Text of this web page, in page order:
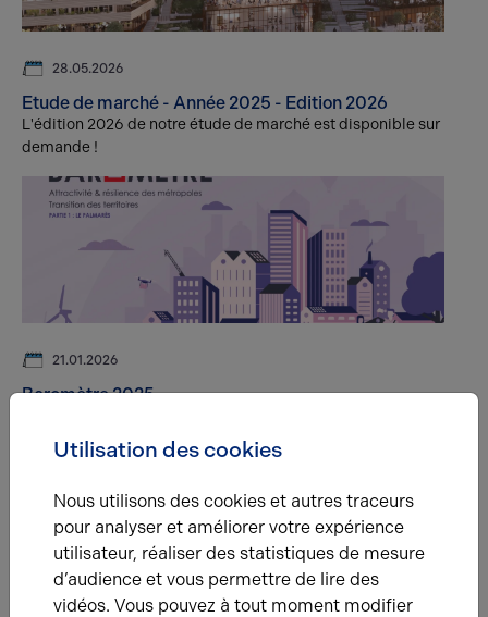
28.05.2026
Etude de marché - Année 2025 - Edition 2026
L'édition 2026 de notre étude de marché est disponible sur
demande !
21.01.2026
Baromètre 2025
dévoile le classement des très grandes métropoles
françaises en matière d’attractivité et de résilience
Une question ?
Utilisation des cookies
Nous utilisons des cookies et autres traceurs
pour analyser et améliorer votre expérience
utilisateur, réaliser des statistiques de mesure
d’audience et vous permettre de lire des
vidéos. Vous pouvez à tout moment modifier